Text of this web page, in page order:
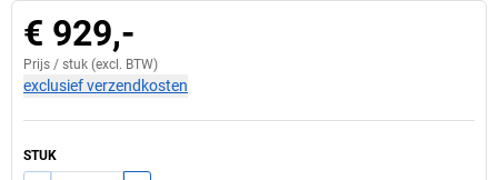
€ 929,-
Prijs / stuk (excl. BTW)
exclusief verzendkosten
STUK